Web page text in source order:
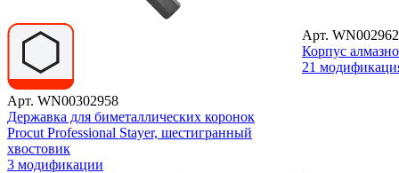
Арт. WN00302958
Державка для биметаллических коронок
Procut Professional Stayer, шестигранный
хвостовик
3 модификации
Арт.
Корпус
21